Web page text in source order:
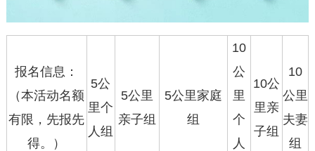
报名信息：
（本活动名额
有限，先报先
得。）
5公
里个
人组
5公里
亲子组
5公里家庭
组
10
公
里
个
人
10公
里亲
子组
10
公里
夫妻
组